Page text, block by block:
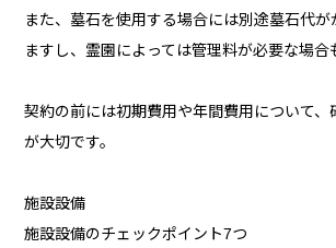
また、墓石を使用する場合には別途墓石代が
ますし、霊園によっては管理料が必要な場合
契約の前には初期費用や年間費用について、
が大切です。
施設設備
施設設備のチェックポイント7つ